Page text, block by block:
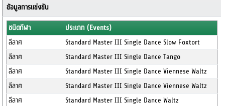
ข้อมูลการแข่งขัน
ชนิดกีฬา
ประเภท (Events)
ลีลาศ
Standard Master III Single Dance Slow Foxtort
ลีลาศ
Standard Master III Single Dance Tango
ลีลาศ
Standard Master III Single Dance Viennese Waltz
ลีลาศ
Standard Master III Single Dance Viennese Waltz
ลีลาศ
Standard Master III Single Dance Waltz